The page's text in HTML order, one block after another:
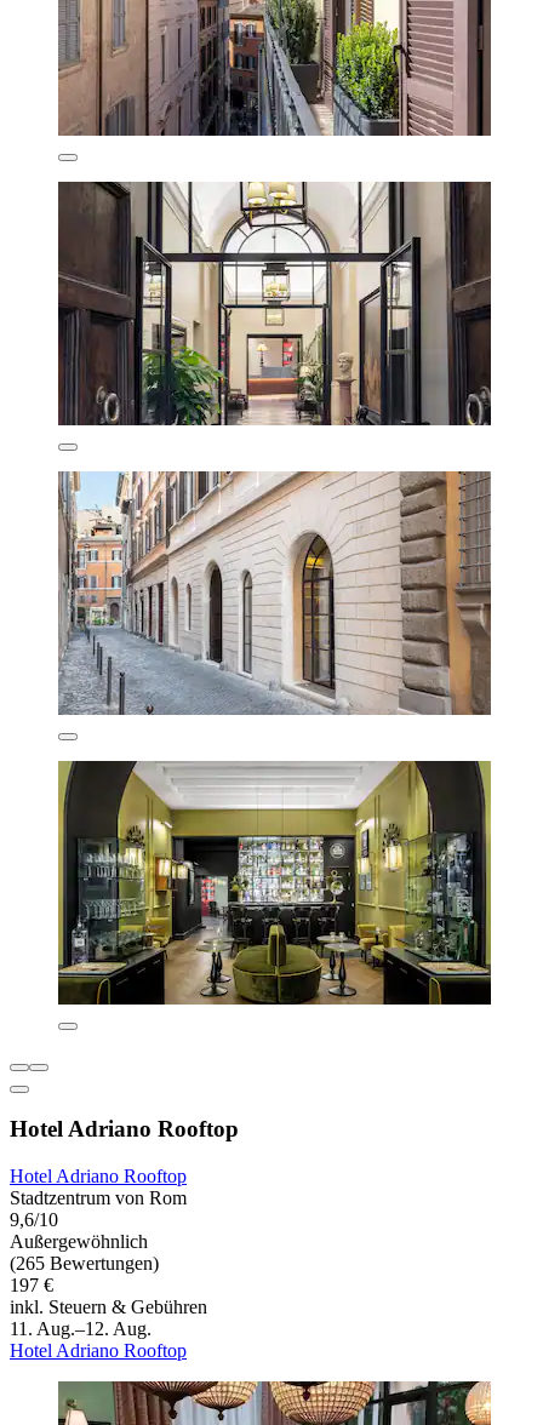
Hotel Adriano Rooftop
Hotel Adriano Rooftop
Stadtzentrum von Rom
9,6/10
Außergewöhnlich
(265 Bewertungen)
197 €
inkl. Steuern & Gebühren
11. Aug.–12. Aug.
Hotel Adriano Rooftop